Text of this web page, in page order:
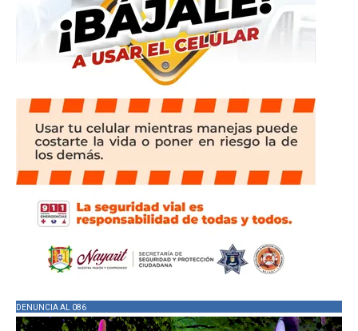
DENUNCIA AL 086